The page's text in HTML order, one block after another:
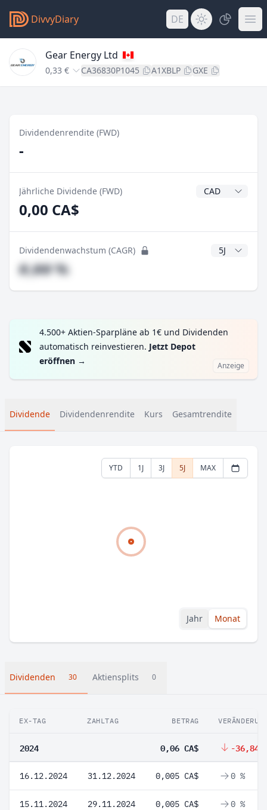
DivvyDiary DE
Gear Energy Ltd
0,33 € CA36830P1045 A1XBLP GXE
Dividendenrendite (FWD)
-
Jährliche Dividende (FWD)
0,00 CA$
Dividendenwachstum (CAGR) CAGR Jahre
#,## %
4.500+ Aktien-Sparpläne ab 1€ und Dividenden
automatisch reinvestieren. Jetzt Depot
eröffnen → Anzeige
Dividende Dividendenrendite Kurs Gesamtrendite
YTD 1J 3J 5J MAX
Jahr Monat
Dividenden 30 Aktiensplits 0
EX-TAG ZAHLTAG BETRAG
2024 0,06 CA$ -36,84
16.12.2024 31.12.2024 0,005 CA$ 0 %
15.11.2024 29.11.2024 0,005 CA$ 0 %